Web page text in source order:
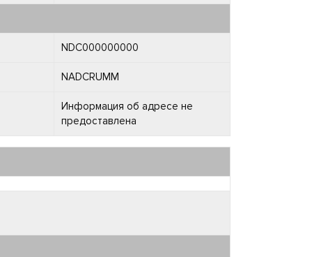
NDC000000000
NADCRUMM
Информация об адресе не
предоставлена